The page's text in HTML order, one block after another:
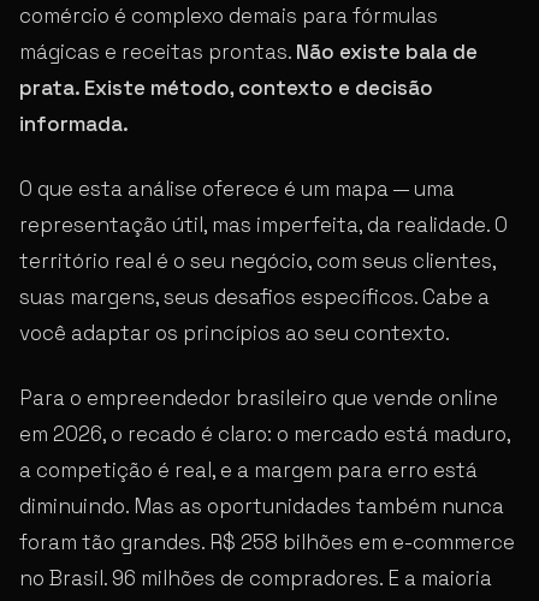
comércio é complexo demais para fórmulas
mágicas e receitas prontas. Não existe bala de
prata. Existe método, contexto e decisão
informada.
O que esta análise oferece é um mapa — uma
representação útil, mas imperfeita, da realidade. O
território real é o seu negócio, com seus clientes,
suas margens, seus desafios específicos. Cabe a
você adaptar os princípios ao seu contexto.
Para o empreendedor brasileiro que vende online
em 2026, o recado é claro: o mercado está maduro,
a competição é real, e a margem para erro está
diminuindo. Mas as oportunidades também nunca
foram tão grandes. R$ 258 bilhões em e-commerce
no Brasil. 96 milhões de compradores. E a maioria